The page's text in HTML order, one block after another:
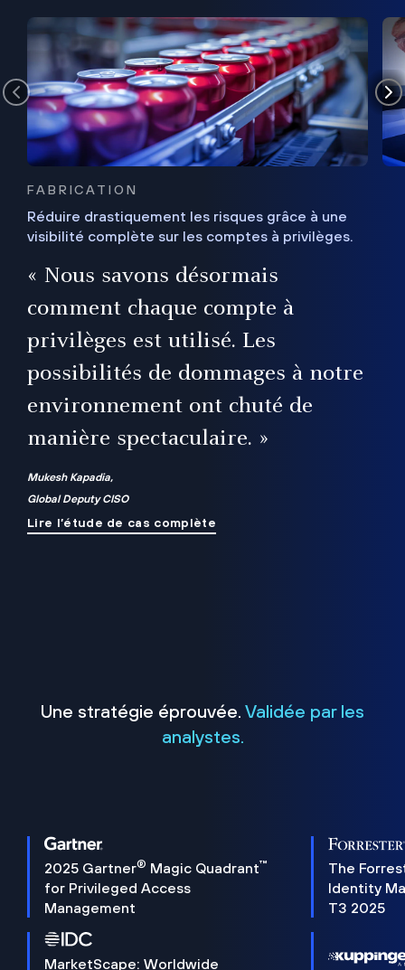
FABRICATION
Réduire drastiquement les risques grâce à une
visibilité complète sur les comptes à privilèges.
« Nous savons désormais
comment chaque compte à
privilèges est utilisé. Les
possibilités de dommages à notre
environnement ont chuté de
manière spectaculaire. »
Mukesh Kapadia,
Global Deputy CISO
Lire l’étude de cas complète
Une stratégie éprouvée. Validée par les
analystes.
2025 Gartner® Magic Quadrant™
for Privileged Access
Management
The
Identity
T3 2025
MarketScape: Worldwide